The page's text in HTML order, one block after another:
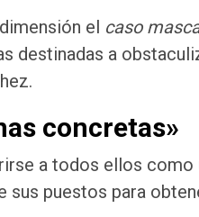
el caso
destinadas a
concretas»
a todos ellos como
sus puestos para